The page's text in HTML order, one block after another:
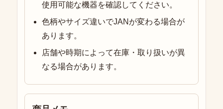
使用可能な機器を確認してください。
色柄やサイズ違いでJANが変わる場合が
あります。
店舗や時期によって在庫・取り扱いが異
なる場合があります。